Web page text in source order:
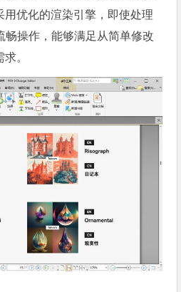
用优化的渲染引擎，即使处理
畅操作，能够满足从简单修改
。